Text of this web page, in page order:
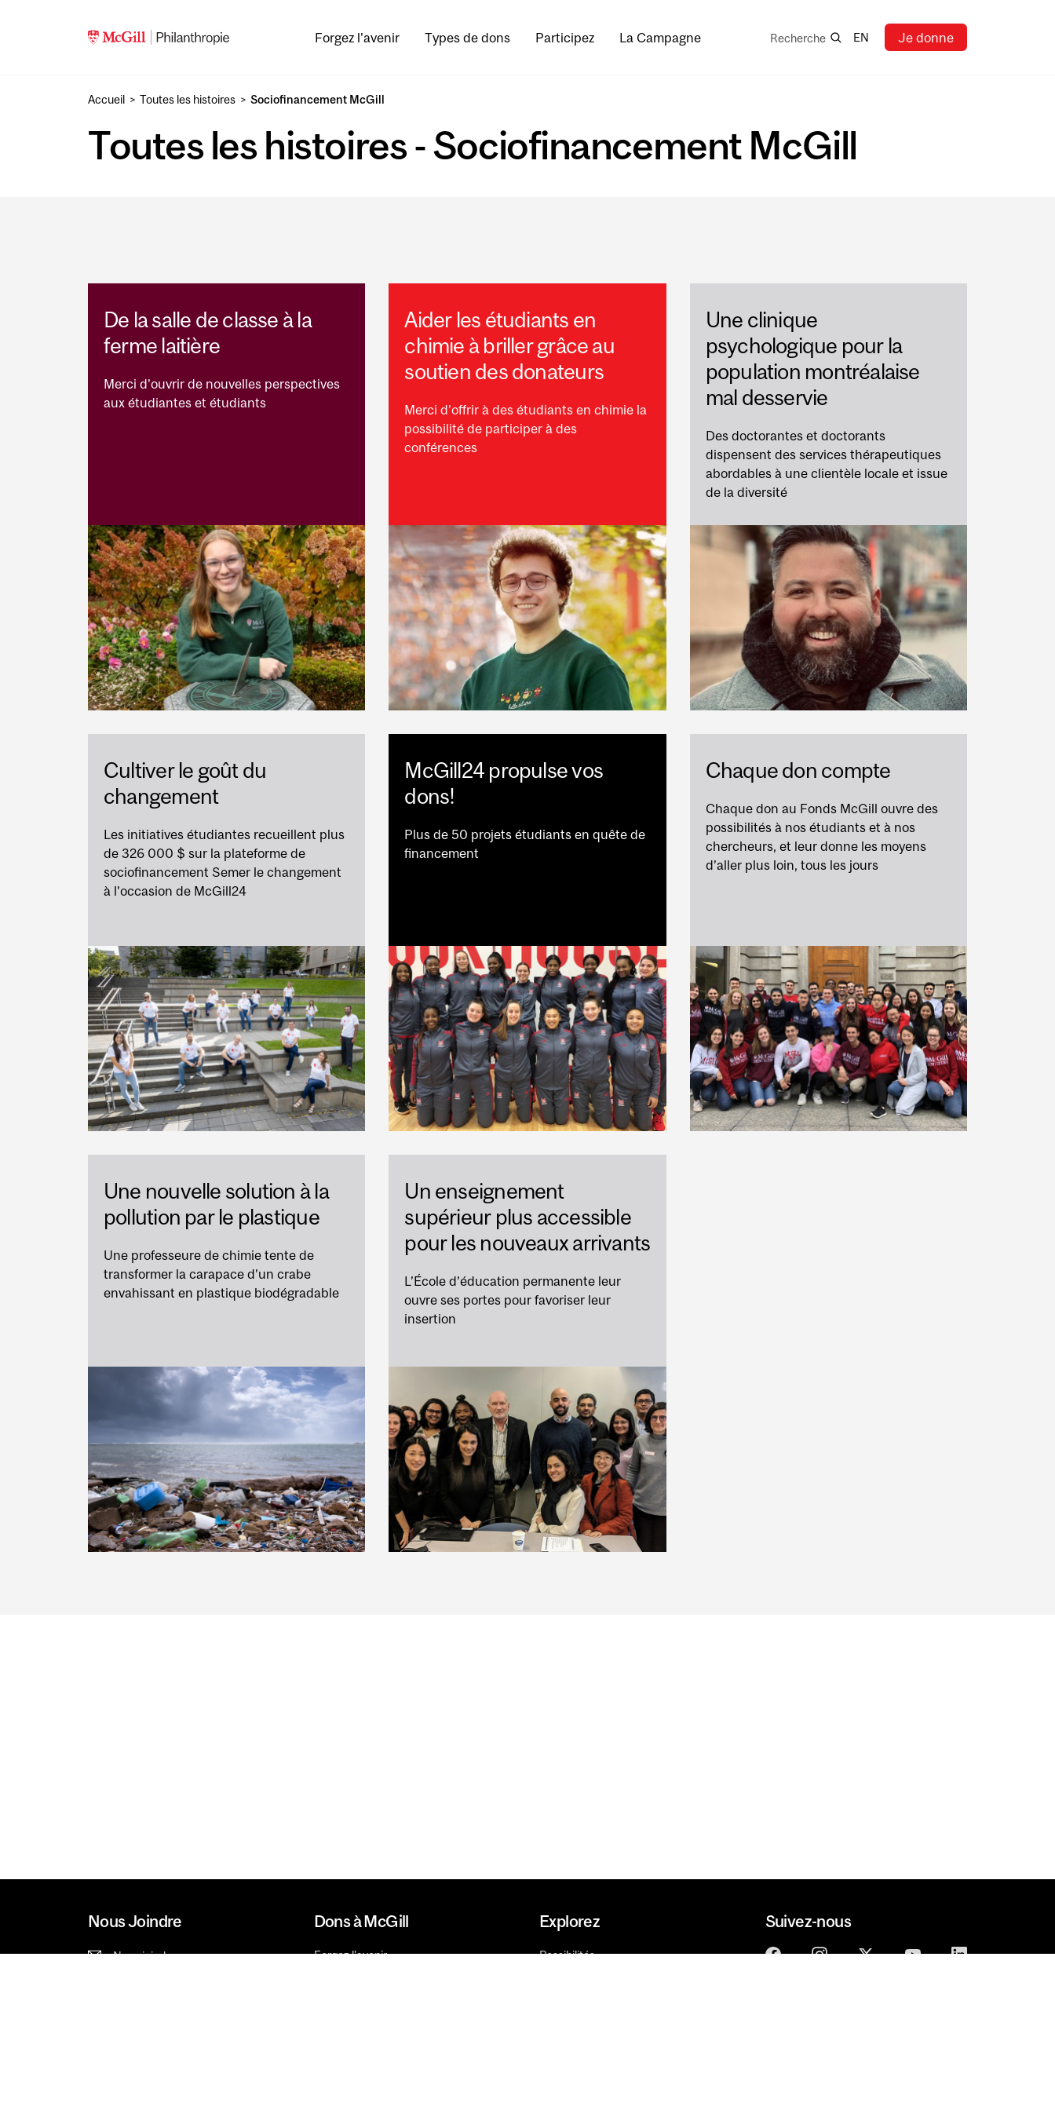
Forgez l'avenir
Types de dons Participez La Campagne Recherche
Recherche EN Je donne
Accueil Toutes les histoires Sociofinancement McGill
Toutes les histoires - Sociofinancement McGill
De la salle de classe à la
ferme laitière
Merci d’ouvrir de nouvelles perspectives
aux étudiantes et étudiants
Aider les étudiants en
chimie à briller grâce au
soutien des donateurs
Merci d’offrir à des étudiants en chimie la
possibilité de participer à des
conférences
Une clinique
psychologique pour la
population montréalaise
mal desservie
Des doctorantes et doctorants
dispensent des services thérapeutiques
abordables à une clientèle locale et issue
de la diversité
Cultiver le goût du
changement
Les initiatives étudiantes recueillent plus
de 326 000 $ sur la plateforme de
sociofinancement Semer le changement
à l’occasion de McGill24
McGill24 propulse vos
dons!
Plus de 50 projets étudiants en quête de
financement
Chaque don compte
Chaque don au Fonds McGill ouvre des
possibilités à nos étudiants et à nos
chercheurs, et leur donne les moyens
d’aller plus loin, tous les jours
Une nouvelle solution à la
pollution par le plastique
Une professeure de chimie tente de
transformer la carapace d’un crabe
envahissant en plastique biodégradable
Un enseignement
supérieur plus accessible
pour les nouveaux arrivants
L’École d’éducation permanente leur
ouvre ses portes pour favoriser leur
insertion
Nous Joindre
Nous joindre
Dons à McGill
Forgez l'avenir
Explorez
Possibilités
Suivez-nous